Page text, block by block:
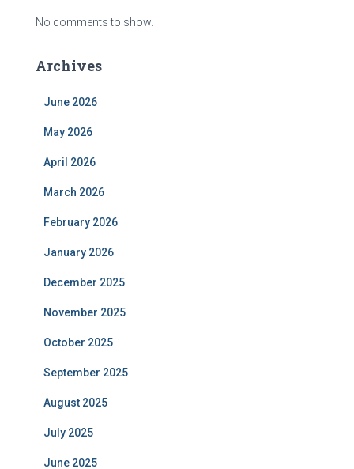
No comments to show.
Archives
June 2026
May 2026
April 2026
March 2026
February 2026
January 2026
December 2025
November 2025
October 2025
September 2025
August 2025
July 2025
June 2025